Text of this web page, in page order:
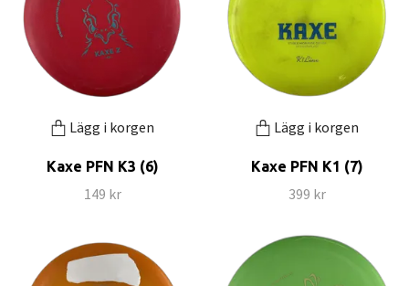
Lägg i korgen
Kaxe PFN K3 (6)
149 kr
Lägg i korgen
Kaxe PFN K1 (7)
399 kr